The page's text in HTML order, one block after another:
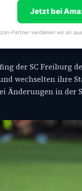
Jetzt bei
Partner verdienen wir an
der SC Freiburg
wechselten ihre
Änderungen in der